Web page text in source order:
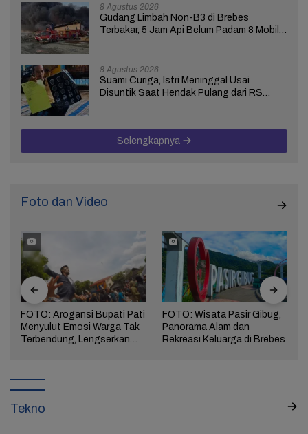
8 Agustus 2026
Gudang Limbah Non-B3 di Brebes
Terbakar, 5 Jam Api Belum Padam 8 Mobil
8 Agustus 2026
Suami Curiga, Istri Meninggal Usai
Disuntik Saat Hendak Pulang dari RS
Selengkapnya
Foto dan Video
FOTO: Arogansi Bupati Pati
Menyulut Emosi Warga Tak
Terbendung, Lengserkan
FOTO: Wisata Pasir Gibug,
Panorama Alam dan
Rekreasi Keluarga di Brebes
Tekno